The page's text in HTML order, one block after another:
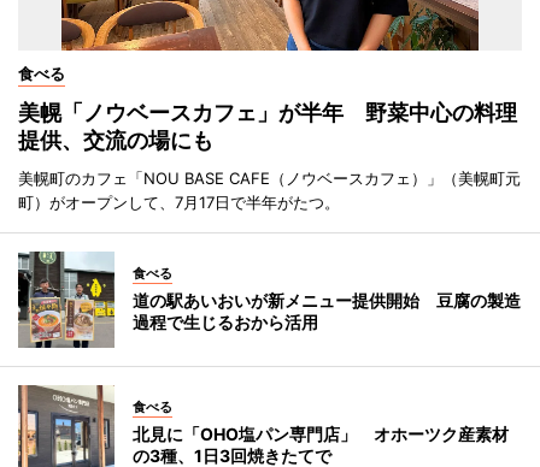
食べる
美幌「ノウベースカフェ」が半年 野菜中心の料理
提供、交流の場にも
美幌町のカフェ「NOU BASE CAFE（ノウベースカフェ）」（美幌町元
町）がオープンして、7月17日で半年がたつ。
食べる
道の駅あいおいが新メニュー提供開始 豆腐の製造
過程で生じるおから活用
食べる
北見に「OHO塩パン専門店」 オホーツク産素材
の3種、1日3回焼きたてで